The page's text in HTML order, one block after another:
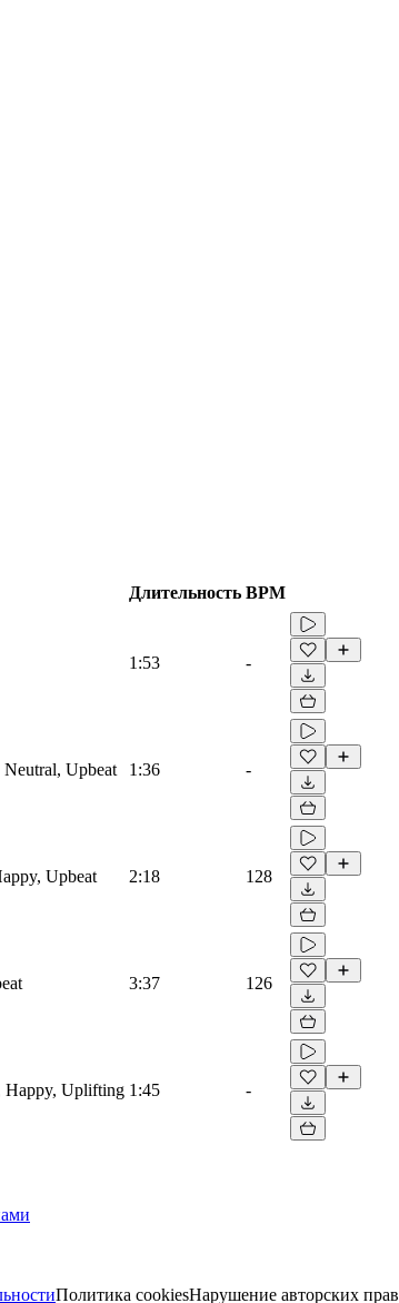
Длительность BPM
1:53 -
Neutral, Upbeat 1:36 -
Upbeat 2:18 128
3:37 126
Happy, Uplifting 1:45 -
Политика cookiesНарушение авторских прав